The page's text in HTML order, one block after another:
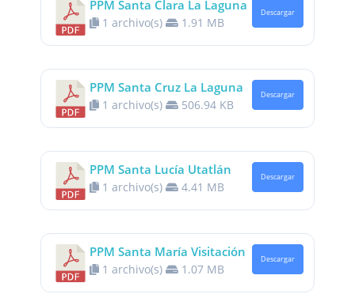
PPM Santa Clara La Laguna
1 archivo(s) 1.91 MB
Descargar
PPM Santa Cruz La Laguna
1 archivo(s) 506.94 KB
Descargar
PPM Santa Lucía Utatlán
1 archivo(s) 4.41 MB
Descargar
PPM Santa María Visitación
1 archivo(s) 1.07 MB
Descargar